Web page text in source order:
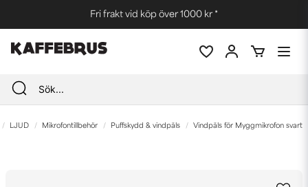
Fri frakt vid köp över 1000 kr *
LJUD Mikrofontillbehör Puffskydd & vindpäls Vindpäls för Myggmikrofon svart